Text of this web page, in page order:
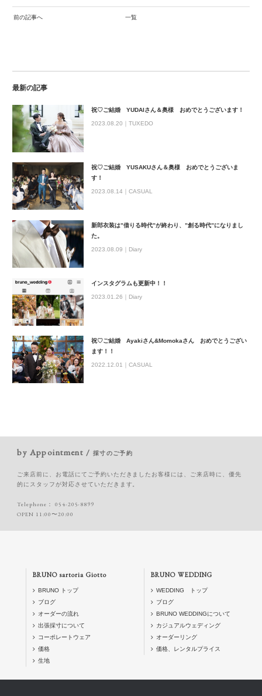
前の記事へ 一覧
最新の記事
祝♡ご結婚 YUDAIさん＆奥様 おめでとうございます！
2023.08.20｜TUXEDO
祝♡ご結婚 YUSAKUさん＆奥様 おめでとうございま
す！
2023.08.14｜CASUAL
新郎衣装は”借りる時代”が終わり、”創る時代”になりまし
た。
2023.08.09｜ Diary
インスタグラムも更新中！！
2023.01.26｜ Diary
祝♡ご結婚 Ayakiさん&Momokaさん おめでとうござい
ます！！
2022.12.01｜CASUAL
by Appointment / 採寸のご予約
ご来店前に、お電話にてご予約いただきましたお客様には、ご来店時に、優先
的にスタッフが対応させていただきます。
Telephone： 054-205-8899
OPEN 11:00〜20:00
BRUNO sartoria Giotto
BRUNO トップ
ブログ
オーダーの流れ
出張採寸について
コーポレートウェア
価格
生地
BRUNO WEDDING
WEDDING トップ
ブログ
BRUNO WEDDINGについて
カジュアルウェディング
オーダーリング
価格、レンタルプライス